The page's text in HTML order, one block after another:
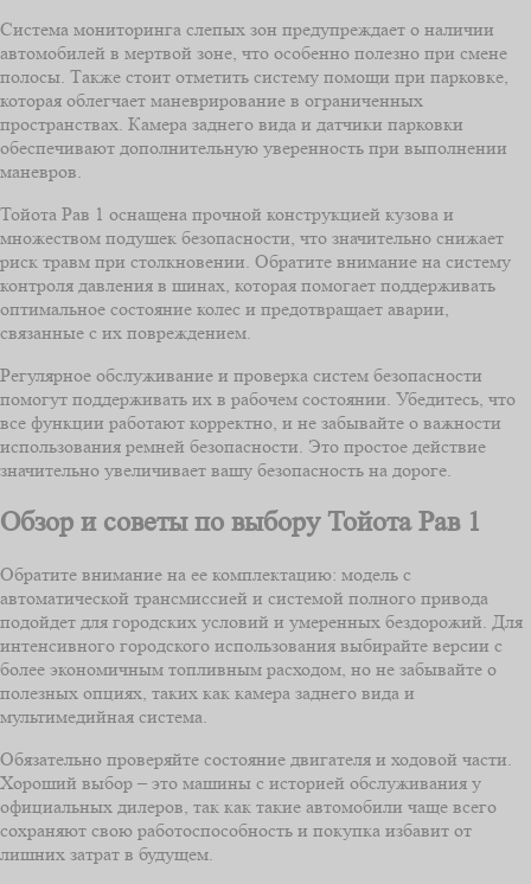
Система мониторинга слепых зон предупреждает о наличии
автомобилей в мертвой зоне, что особенно полезно при смене
полосы. Также стоит отметить систему помощи при парковке,
которая облегчает маневрирование в ограниченных
пространствах. Камера заднего вида и датчики парковки
обеспечивают дополнительную уверенность при выполнении
маневров.
Тойота Рав 1 оснащена прочной конструкцией кузова и
множеством подушек безопасности, что значительно снижает
риск травм при столкновении. Обратите внимание на систему
контроля давления в шинах, которая помогает поддерживать
оптимальное состояние колес и предотвращает аварии,
связанные с их повреждением.
Регулярное обслуживание и проверка систем безопасности
помогут поддерживать их в рабочем состоянии. Убедитесь, что
все функции работают корректно, и не забывайте о важности
использования ремней безопасности. Это простое действие
значительно увеличивает вашу безопасность на дороге.
Обзор и советы по выбору Тойота Рав 1
Обратите внимание на ее комплектацию: модель с
автоматической трансмиссией и системой полного привода
подойдет для городских условий и умеренных бездорожий. Для
интенсивного городского использования выбирайте версии с
более экономичным топливным расходом, но не забывайте о
полезных опциях, таких как камера заднего вида и
мультимедийная система.
Обязательно проверяйте состояние двигателя и ходовой части.
Хороший выбор – это машины с историей обслуживания у
официальных дилеров, так как такие автомобили чаще всего
сохраняют свою работоспособность и покупка избавит от
лишних затрат в будущем.